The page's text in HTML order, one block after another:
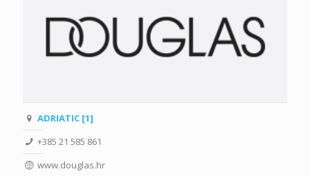
ADRIATIC [1]
+385 21 585 861
www.douglas.hr